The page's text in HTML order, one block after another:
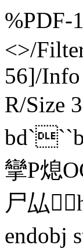
%PDF-
<>/
56]/Info
R/Size
攣P熄
尸厸
endobj